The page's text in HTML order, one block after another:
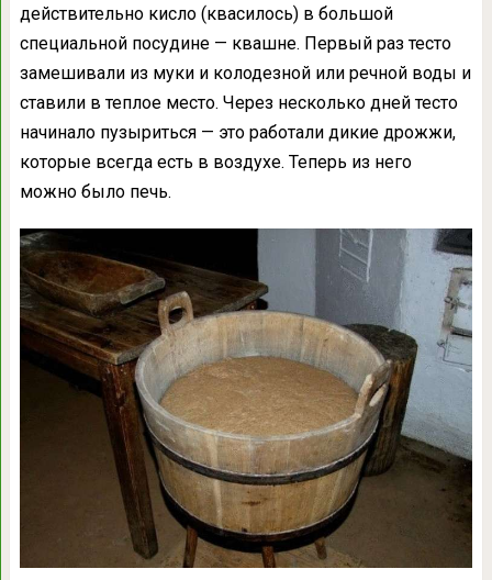
действительно кисло (квасилось) в большой
специальной посудине — квашне. Первый раз тесто
замешивали из муки и колодезной или речной воды и
ставили в теплое место. Через несколько дней тесто
начинало пузыриться — это работали дикие дрожжи,
которые всегда есть в воздухе. Теперь из него
можно было печь.